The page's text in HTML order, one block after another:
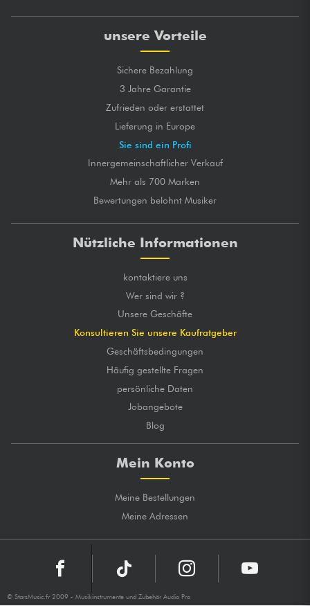
unsere Vorteile
Sichere Bezahlung
3 Jahre Garantie
Zufrieden oder erstattet
Lieferung in Europe
Sie sind ein Profi
Innergemeinschaftlicher Verkauf
Mehr als 700 Marken
Bewertungen belohnt Musiker
Nützliche Informationen
kontaktiere uns
Wer sind wir ?
Unsere Geschäfte
Konsultieren Sie unsere Kaufratgeber
Geschäftsbedingungen
Häufig gestellte Fragen
persönliche Daten
Jobangebote
Blog
Mein Konto
Meine Bestellungen
Meine Adressen
© StarsMusic.fr 2009 - Musikinstrumente und Zubehör Audio Pro